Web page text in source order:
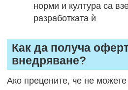
норми и култура са
разработката ѝ
Как да получа
внедряване?
Ако прецените, че не